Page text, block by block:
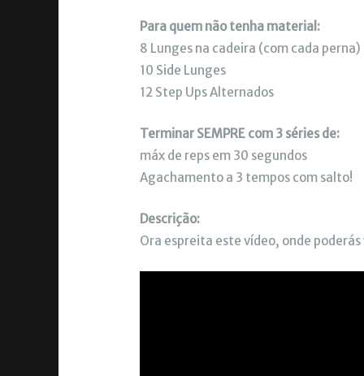
Para quem não tenha material:
8 Lunges na cadeira (com cada perna)
10 Side Lunges
12 Step Ups Alternados
Terminar SEMPRE com 3 séries de:
máx de reps em 30 segundos
Agachamento a 3 tempos com salto!
Descrição:
Ora espreita este vídeo, onde